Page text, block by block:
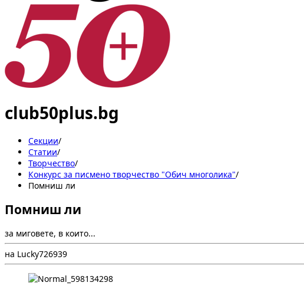
club50plus.bg
Секции/
Статии/
Творчество/
Конкурс за писмено творчество "Обич многолика"/
Помниш ли
Помниш ли
за миговете, в които...
на Lucky726939